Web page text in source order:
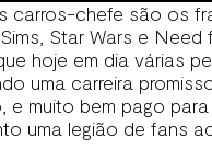
carros-chefe são os
Star Wars e Need
hoje em dia várias
uma carreira
e muito bem pago
uma legião de fans